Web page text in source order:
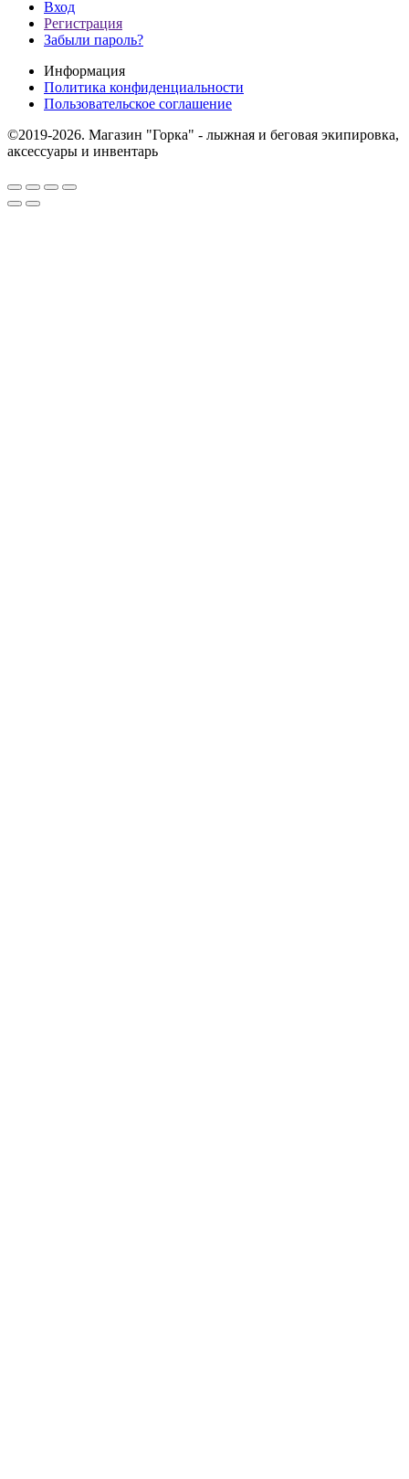
Вход
Регистрация
Забыли пароль?
Информация
Политика конфиденциальности
Пользовательское соглашение
©2019-2026. Магазин "Горка" - лыжная и беговая экипировка,
аксессуары и инвентарь